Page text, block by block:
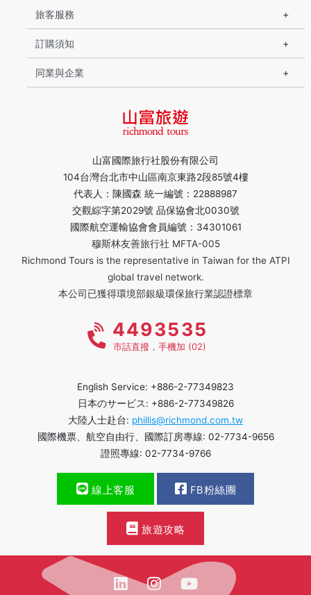
山富國際旅行社股份有限公司
104台灣台北市中山區南京東路2段85號4樓
代表人：陳國森 統一編號：22888987
交觀綜字第2029號 品保協會北0030號
國際航空運輸協會會員編號：34301061
穆斯林友善旅行社 MFTA-005
Richmond Tours is the representative in Taiwan for the ATPI
global travel network.
本公司已獲得環境部銀級環保旅行業認證標章
旅客服務
訂購須知
同業與企業
4493535
市話直撥，手機加 (02)
English Service: +886-2-77349823
日本のサービス: +886-2-77349826
大陸人士赴台: phillis@richmond.com.tw
國際機票、航空自由行、國際訂房專線: 02-7734-9656
證照專線: 02-7734-9766
線上客服 FB粉絲團
旅遊攻略